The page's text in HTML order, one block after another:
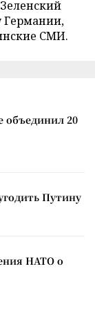
Германии,
СМИ.
объединил 20
Путину
НАТО о